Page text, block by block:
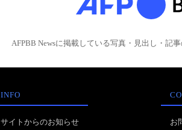
AFPBB Newsに掲載している写真・見出し・記
INFO
サイトからのお知らせ
お